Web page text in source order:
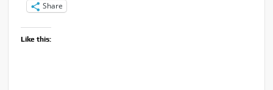
Share
Like this: